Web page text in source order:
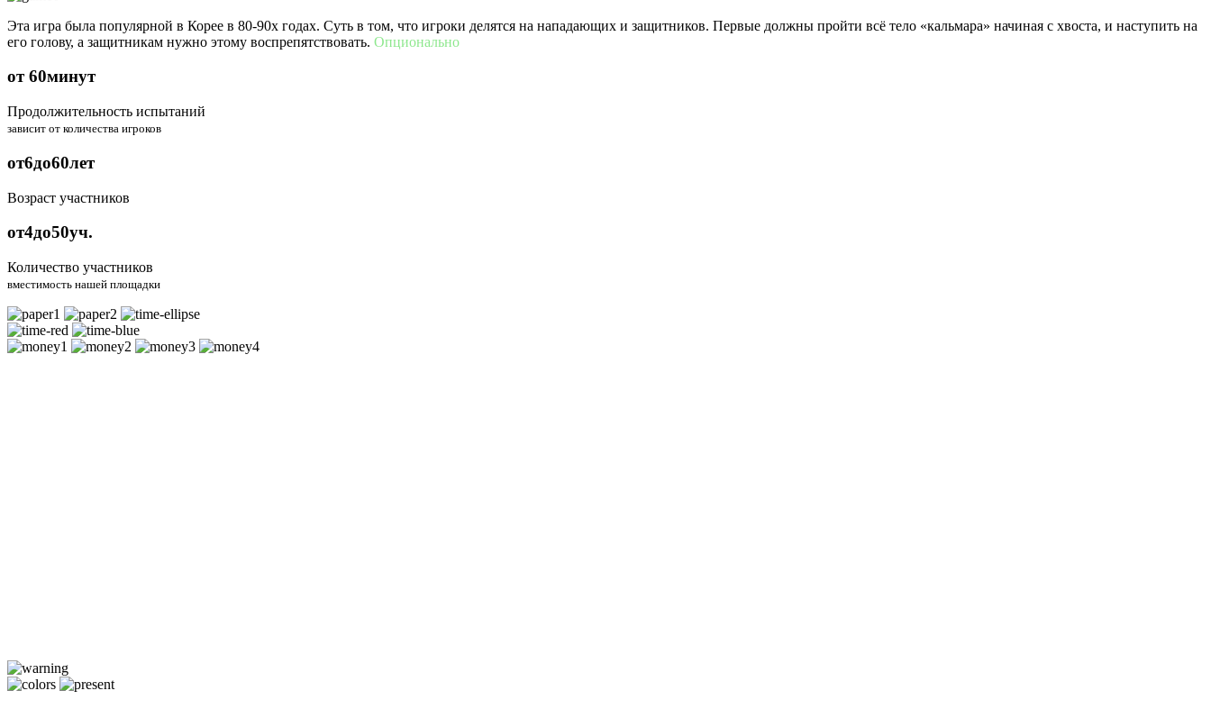
Эта игра была популярной в Корее в 80-90х годах. Суть в том, что игроки делятся на нападающих и защитников. Первые должны пройти всё тело «кальмара» начиная с хвоста, и наступить на
его голову, а защитникам нужно этому воспрепятствовать. Опционально
от60минут
Продолжительность испытаний
зависит от количества игроков
от6до60лет
Возраст участников
от4до50уч.
Количество участников
вместимость нашей площадки
Участник, набравший больше всех победных баллов, станет победителем всей игры и получит от нас подарок. Также подарок получает именинник независимо от результата